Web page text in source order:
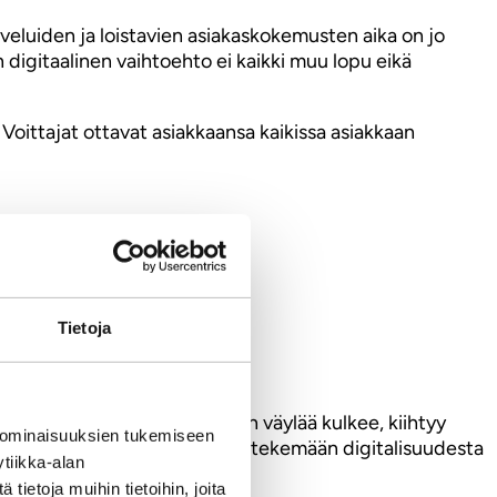
Tietoja
tukemiseen
alan
tietoja muihin tietoihin, joita
ja loistavien asiakaskokemusten aika on jo
digitaalinen vaihtoehto ei kaikki muu lopu eikä
ottavat asiakkaansa kaikissa asiakkaan
tuota evoluution väylää kulkee, kiihtyy
ABC & He tulevat tekemään digitalisuudesta